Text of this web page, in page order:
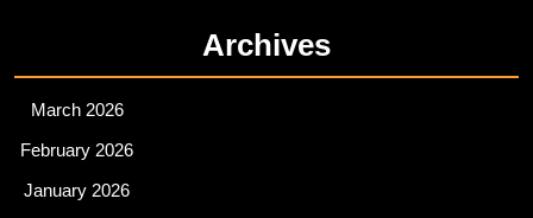
Archives
March 2026
February 2026
January 2026